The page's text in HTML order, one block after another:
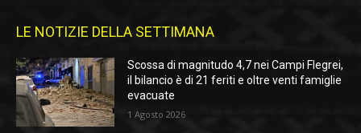
LE NOTIZIE DELLA SETTIMANA
Scossa di magnitudo 4,7 nei Campi Flegrei,
il bilancio è di 21 feriti e oltre venti famiglie
evacuate
1 Agosto 2026